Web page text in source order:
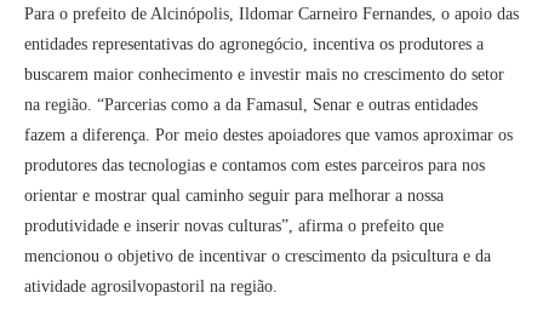
Para o prefeito de Alcinópolis, Ildomar Carneiro Fernandes, o apoio das
entidades representativas do agronegócio, incentiva os produtores a
buscarem maior conhecimento e investir mais no crescimento do setor
na região. “Parcerias como a da Famasul, Senar e outras entidades
fazem a diferença. Por meio destes apoiadores que vamos aproximar os
produtores das tecnologias e contamos com estes parceiros para nos
orientar e mostrar qual caminho seguir para melhorar a nossa
produtividade e inserir novas culturas”, afirma o prefeito que
mencionou o objetivo de incentivar o crescimento da psicultura e da
atividade agrosilvopastoril na região.